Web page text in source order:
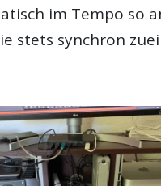
im Tempo so
stets synchron